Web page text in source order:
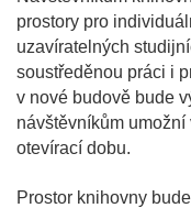
prostory pro
uzavíratelných
soustředěnou práci i
v nové budově bude
návštěvníkům
otevírací dobu.
Prostor knihovny